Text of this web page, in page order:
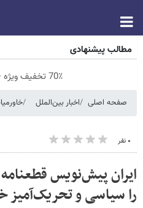
مطالب پیشنهادی
70٪ تخفیف ویژه + خرید اقساطی با اسنپ‌پی
صفحه اصلی اخبار بین‌الملل
۰ نفر
ایران پیش‌نویس
را سیاسی و تحریک‌آمیز